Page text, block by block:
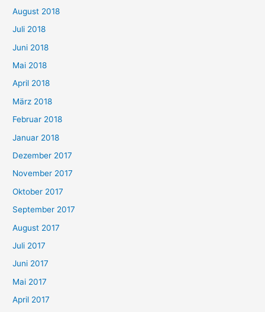
August 2018
Juli 2018
Juni 2018
Mai 2018
April 2018
März 2018
Februar 2018
Januar 2018
Dezember 2017
November 2017
Oktober 2017
September 2017
August 2017
Juli 2017
Juni 2017
Mai 2017
April 2017